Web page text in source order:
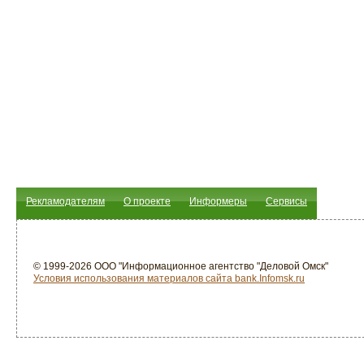
Рекламодателям О проекте Информеры Сервисы
© 1999-2026 ООО "Информационное агентство "Деловой Омск"
Условия использования материалов сайта bank.Infomsk.ru